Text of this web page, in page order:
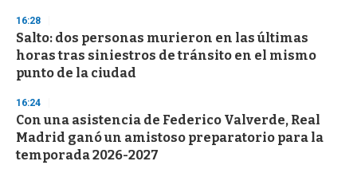
16:28
Salto: dos personas murieron en las últimas
horas tras siniestros de tránsito en el mismo
punto de la ciudad
16:24
Con una asistencia de Federico Valverde, Real
Madrid ganó un amistoso preparatorio para la
temporada 2026-2027